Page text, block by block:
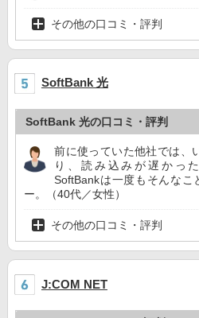
その他の口コミ・評判
SoftBank 光
SoftBank 光の口コミ・評判
前に使っていた他社では、
り、読み込みが遅かっ
SoftBankは一度もそんなこ
ー。（40代／女性）
その他の口コミ・評判
J:COM NET